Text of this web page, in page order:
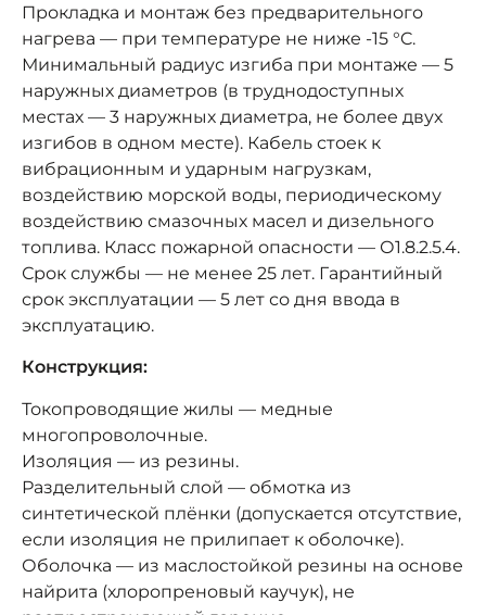
Прокладка и монтаж без предварительного
нагрева — при температуре не ниже -15 °C.
Минимальный радиус изгиба при монтаже — 5
наружных диаметров (в труднодоступных
местах — 3 наружных диаметра, не более двух
изгибов в одном месте). Кабель стоек к
вибрационным и ударным нагрузкам,
воздействию морской воды, периодическому
воздействию смазочных масел и дизельного
топлива. Класс пожарной опасности — О1.8.2.5.4.
Срок службы — не менее 25 лет. Гарантийный
срок эксплуатации — 5 лет со дня ввода в
эксплуатацию.
Конструкция:
Токопроводящие жилы — медные
многопроволочные.
Изоляция — из резины.
Разделительный слой — обмотка из
синтетической плёнки (допускается отсутствие,
если изоляция не прилипает к оболочке).
Оболочка — из маслостойкой резины на основе
найрита (хлоропреновый каучук), не